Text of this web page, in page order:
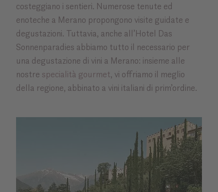
costeggiano i sentieri. Numerose tenute ed
enoteche a Merano propongono visite guidate e
degustazioni. Tuttavia, anche all’Hotel Das
Sonnenparadies abbiamo tutto il necessario per
una degustazione di vini a Merano: insieme alle
nostre specialità gourmet, vi offriamo il meglio
della regione, abbinato a vini italiani di prim’ordine.